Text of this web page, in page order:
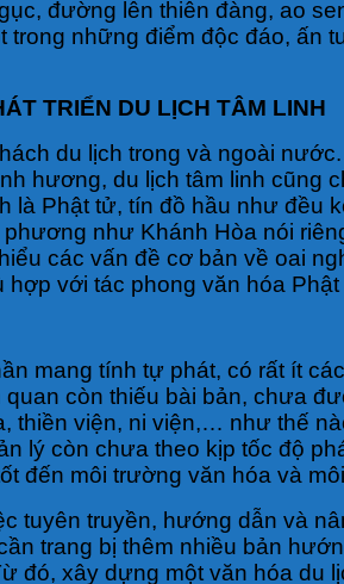
đường lên thiên đàng, ao
những điểm độc đáo, ấn
TRIỂN DU LỊCH TÂM LINH
du lịch trong và ngoài
hương, du lịch tâm linh cũng
Phật tử, tín đồ hầu như đều
như Khánh Hòa nói
các vấn đề cơ bản về oai
với tác phong văn hóa Phật
mang tính tự phát, có rất ít
còn thiếu bài bản, chưa
viện, ni viện,… như thế
lý còn chưa theo kịp tốc độ
đến môi trường văn hóa và
tuyên truyền, hướng dẫn và
trang bị thêm nhiều bản
xây dựng một văn hóa du